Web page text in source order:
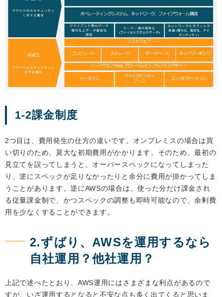
1-2課金制度
2つ目は、費用発生の仕方の違いです。オンプレミスの場合は買
い切りのため、莫大な初期費用がかかります。そのため、最初の
見立てを誤ってしまうと、オーバースペックになってしまった
り、逆にスペックが足りなかったりと余分に費用が掛かってしま
うことがあります。逆にAWSの場合は、使った分だけ課金され
る従量課金制で、かつスペックの調整も即時可能なので、余剰費
用を少なくすることができます。
2.ずばり、AWSを運用するなら
自社運用？他社運用？
上記で述べたとおり、AWS運用にはさまざまな利点があるので
すが、いざ運用するとなると不安な点も多く出てくると思いま